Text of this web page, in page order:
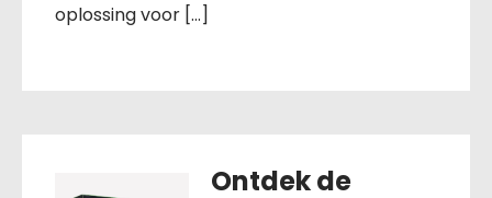
oplossing voor […]
Ontdek de